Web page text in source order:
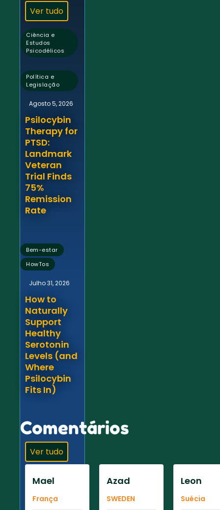
Ver tudo
Ciência e
Estudos
Psicodélicos
,
Política e
Legislação
Agosto 5, 2026
Psilocybin
Therapy for
PTSD:
Landmark
Veteran
Trial Finds
75%
Remission
Rate
Bem-estar ,
HowTos
Julho 31, 2026
How to
Naturally
Support
Healthy
Serotonin
Levels (and
Where
Psilocybin
Fits In)
Comentários
Ver tudo
Mael
França
Azad
SWEDEN
Leon
Suécia